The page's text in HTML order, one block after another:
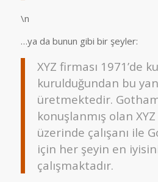
\n
…ya da bunun gibi bir şeyler:
XYZ firması 1971’de
kurulduğundan bu
üretmektedir.
konuşlanmış olan
üzerinde çalışanı ile
için her şeyin en
çalışmaktadır.